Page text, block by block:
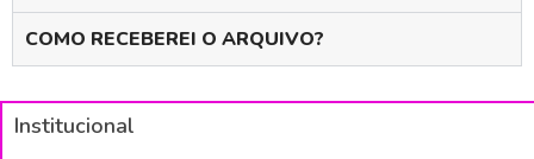
COMO RECEBEREI O ARQUIVO?
Institucional